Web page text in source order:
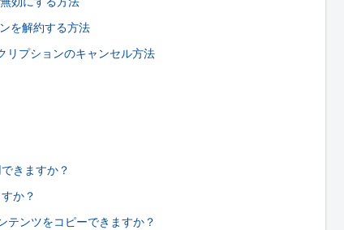
を解約する方法
リプションのキャンセル方法
きますか？
か？
テンツをコピーできますか？